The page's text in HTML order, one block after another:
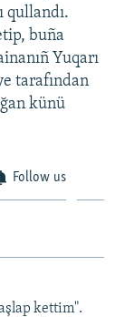
qullandı.
buña
Yuqarı
tarafından
künü
Follow us
kettim".